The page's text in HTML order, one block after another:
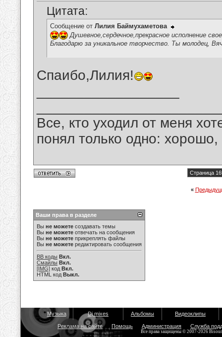
Цитата:
Сообщение от Лилия Баймухаметова
Душевное,сердечное,прекрасное исполнение
Благодарю за уникальное творчество. Ты молодец,
Спаибо,Лилия!
Все, кто уходил от меня
понял только одно:
Страница
«
Ваши права в разделе
Вы не можете создавать темы
Вы не можете отвечать на сообщения
Вы не можете прикреплять файлы
Вы не можете редактировать сообщения
BB коды Вкл.
Смайлы Вкл.
[IMG] код Вкл.
HTML код Выкл.
Музыка Dj mixes Альбомы Видеоклипы
Реклама на сайте Помощь Администрация Служба
Все права защищены © 2007-2026